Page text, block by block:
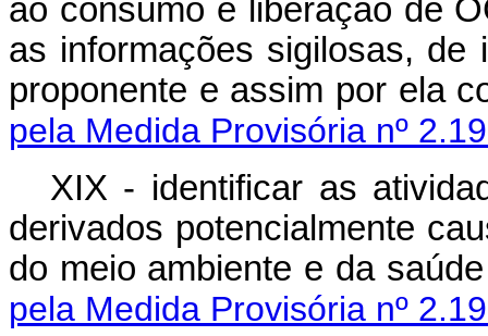
ao consumo e liberação de
as informações sigilosas, de
proponente e assim
pela Medida Provisória nº
XIX - identificar as
derivados potencialmente
do meio ambiente e da
pela Medida Provisória nº